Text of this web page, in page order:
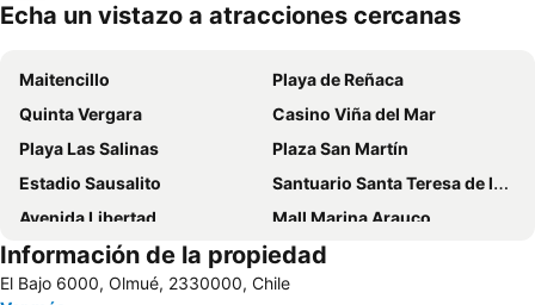
Echa un vistazo a atracciones cercanas
Maitencillo
Playa de Reñaca
Quinta Vergara
Casino Viña del Mar
Playa Las Salinas
Plaza San Martín
Estadio Sausalito
Santuario Santa Teresa de los Andes
Avenida Libertad
Mall Marina Arauco
Cerro Alegre
Valparaíso Sporting Club
Jardín Botánico
Festival Internacional de la Canción
Información de la propiedad
El Bajo 6000, Olmué, 2330000, Chile